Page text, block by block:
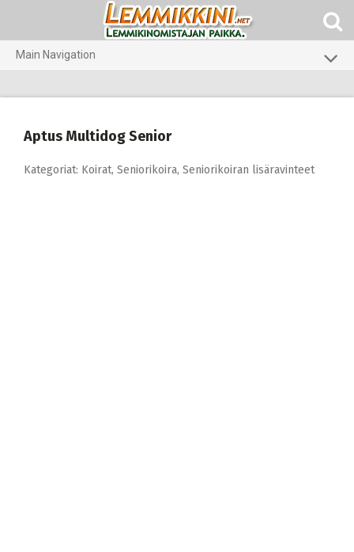
Main Navigation
Pieneläimet
Aptus Multidog Senior
Kategoriat: Koirat, Seniorikoira, Seniorikoiran lisäravinteet